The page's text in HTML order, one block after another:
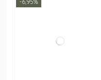
-6,95%